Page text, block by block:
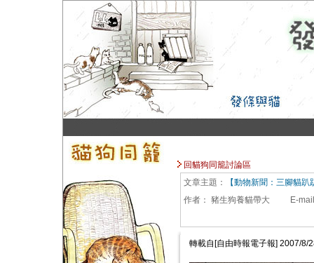
回貓狗同籠討論區
文章主題：
【動物新聞：三腳貓
作者： 豬生狗養貓帶大 E-mail
轉載自[自由時報電子報] 2007/8/